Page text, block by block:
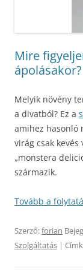
Mire
ápolásakor?
Melyik növény
a divatból? Ez a
amihez hasonló
virág csak kevés
„monstera
származik.
Tovább a
Szerző:forian
Szolgáltatás |